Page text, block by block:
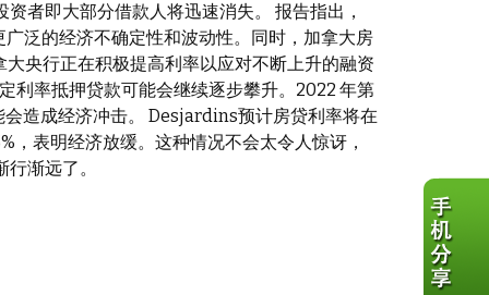
者即大部分借款人将迅速消失。 报告指出，
泛的经济不确定性和波动性。同时，加拿大房
央行正在积极提高利率以应对不断上升的融资
利率抵押贷款可能会继续逐步攀升。2022 年第
会造成经济冲击。 Desjardins预计房贷利率将在
表明经济放缓。这种情况不会太令人惊讶，
渐远了。